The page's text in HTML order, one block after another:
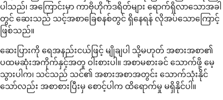
ပါသည်၊ အကြောင်းမှာ ကာဗိုဟိုက်ဒရိတ်များ ရောက်ရှိလာသောအခါ
တွင် ဆေးသည် သင့်အစာခြေစနစ်တွင် ရှိနေရန် လိုအပ်သောကြောင့်
ဖြစ်သည်။
ဆေးပြားကို ရေအနည်းငယ်ဖြင့် မျိုချပါ သို့မဟုတ် အစားအစာ၏
ပထမဆုံးအကိုက်နှင့်အတူ ဝါးစားပါ။ အစာမစားခင် သောက်ဖို့ မေ့
သွားပါက၊ သင်သည် သင်၏ အစားအစာအတွင်း သောက်သုံးနိုင်
သော်လည်း အစာစားပြီးမှ စောင့်ပါက ထိရောက်မှု မရှိနိုင်ပါ။